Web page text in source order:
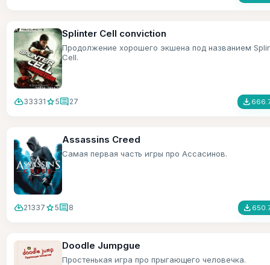
Splinter Cell conviction
Продолжение хорошего экшена под названием
Cell.
cloud_download33331 star5comment27 file_download
Assassins Creed
Самая первая часть игры про Ассасинов.
cloud_download21337 star5comment8 file_download
Doodle Jumpgue
Простенькая игра про прыгающего человечка.